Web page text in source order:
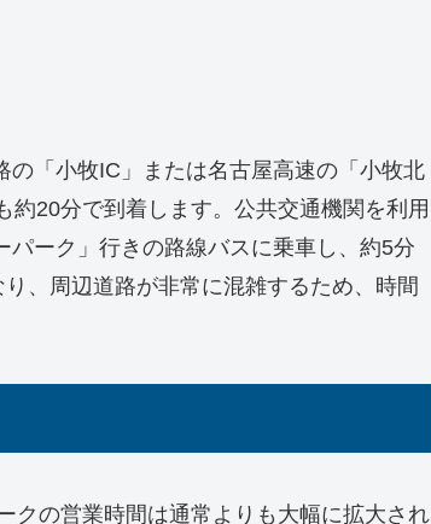
「小牧IC」または名古屋高速の「小牧北
20分で到着します。公共交通機関を利用
ーク」行きの路線バスに乗車し、約5分
、周辺道路が非常に混雑するため、時間
クの営業時間は通常よりも大幅に拡大され